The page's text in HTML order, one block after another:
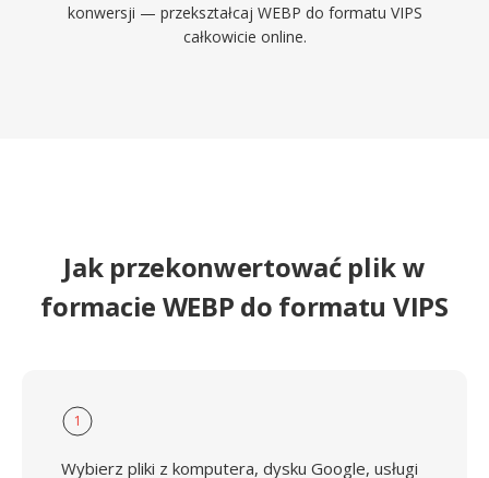
konwersji — przekształcaj WEBP do formatu VIPS
całkowicie online.
Jak przekonwertować plik w
formacie WEBP do formatu VIPS
1
Wybierz pliki z komputera, dysku Google, usługi